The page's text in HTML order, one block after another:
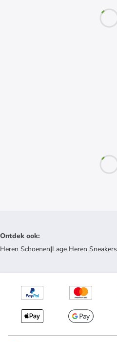
Ontdek ook:
Heren Schoenen|Lage Heren Sneakers